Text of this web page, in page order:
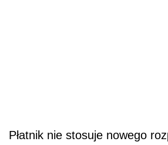
Płatnik nie stosuje nowego